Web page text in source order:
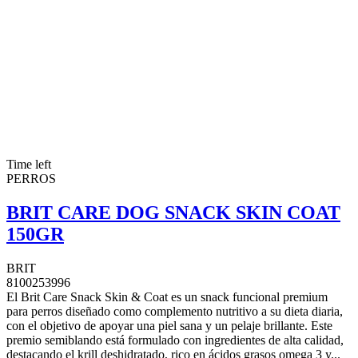
Time left
PERROS
BRIT CARE DOG SNACK SKIN COAT
150GR
BRIT
8100253996
El Brit Care Snack Skin & Coat es un snack funcional premium
para perros diseñado como complemento nutritivo a su dieta diaria,
con el objetivo de apoyar una piel sana y un pelaje brillante. Este
premio semiblando está formulado con ingredientes de alta calidad,
destacando el krill deshidratado, rico en ácidos grasos omega 3 y...